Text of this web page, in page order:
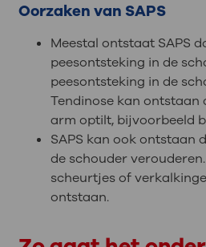
Oorzaken van SAPS
Meestal ontstaat SAPS
peesontsteking in de
peesontsteking in de
Tendinose kan ontstaan
arm optilt, bijvoorbeeld
SAPS kan ook ontstaan
de schouder
scheurtjes of
ontstaan.